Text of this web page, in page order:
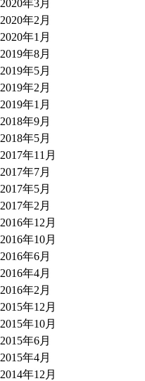
2020年3月
2020年2月
2020年1月
2019年8月
2019年5月
2019年2月
2019年1月
2018年9月
2018年5月
2017年11月
2017年7月
2017年5月
2017年2月
2016年12月
2016年10月
2016年6月
2016年4月
2016年2月
2015年12月
2015年10月
2015年6月
2015年4月
2014年12月